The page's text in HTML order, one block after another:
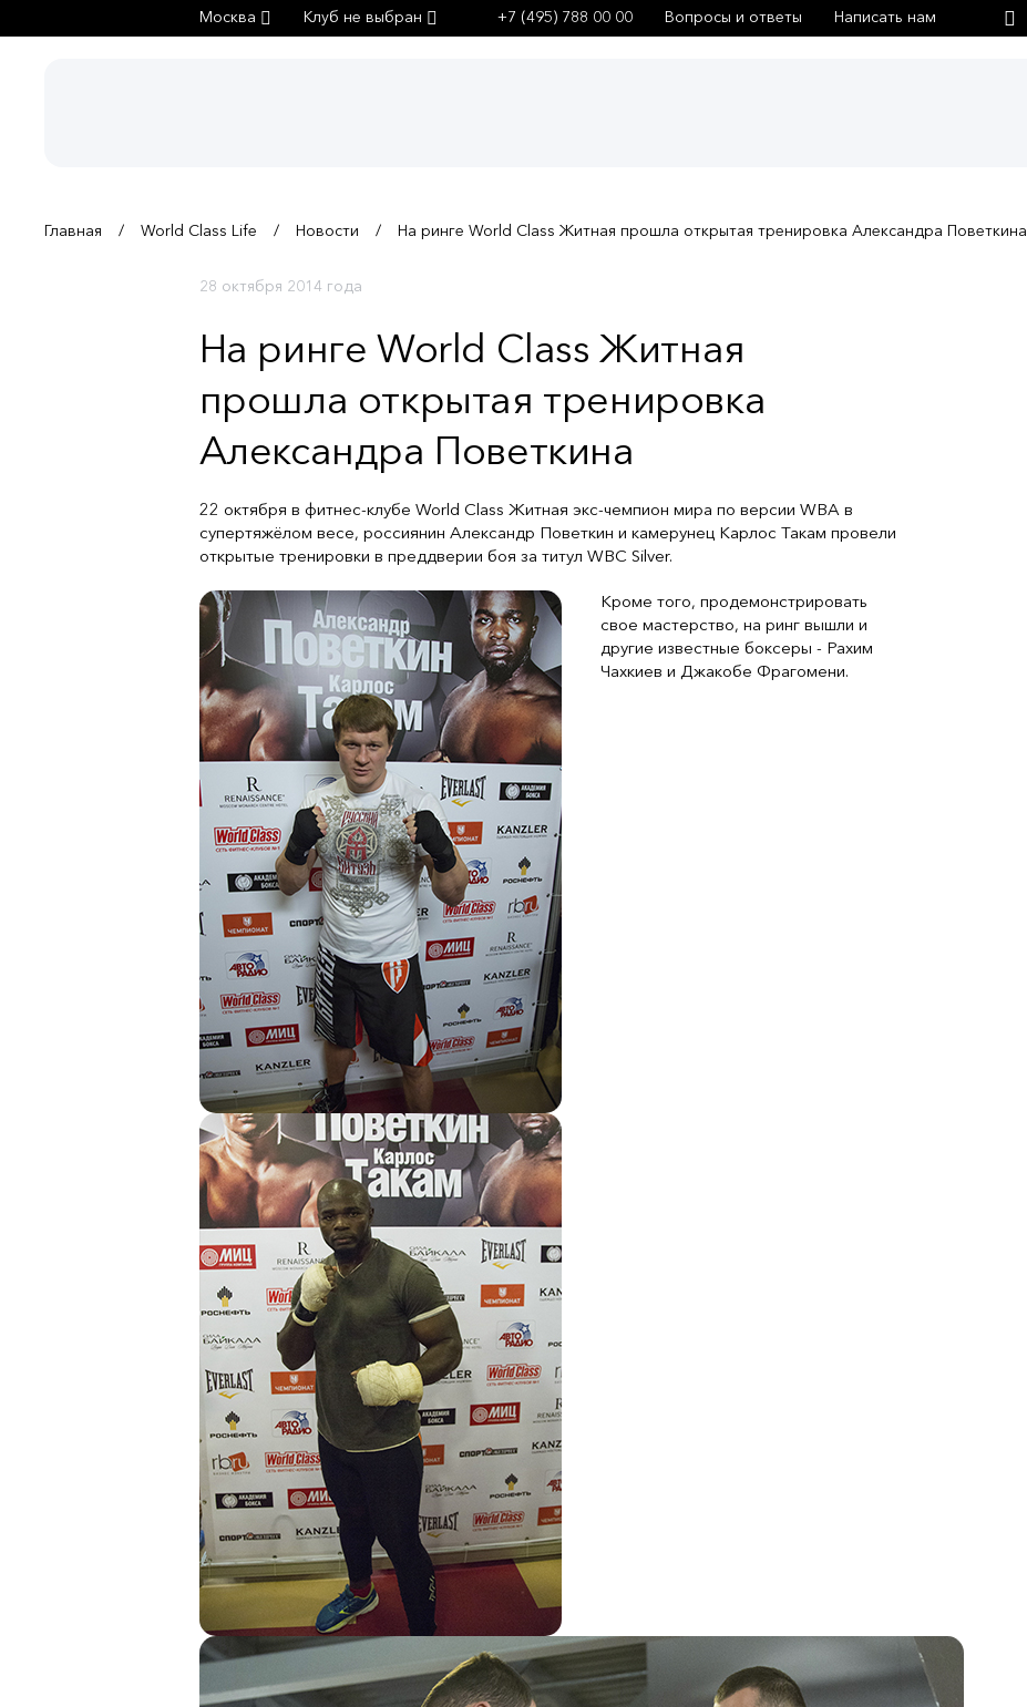
Москва Клуб не выбран +7 (495) 788 00 00 Вопросы и ответы Написать нам
Главная World Class Life Новости На ринге World Class Житная прошла открытая тренировка Александра Поветкина
28 октября 2014 года
На ринге World Class Житная
прошла открытая тренировка
Александра Поветкина
22 октября в фитнес-клубе World Class Житная экс-чемпион мира по версии WBA в
супертяжёлом весе, россиянин Александр Поветкин и камерунец Карлос Такам провели
открытые тренировки в преддверии боя за титул WBC Silver.
Кроме того, продемонстрировать
свое мастерство, на ринг вышли и
другие известные боксеры - Рахим
Чахкиев и Джакобе Фрагомени.